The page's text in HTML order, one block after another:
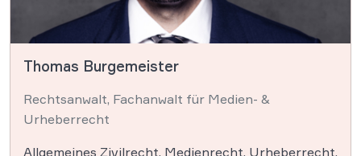
Thomas Burgemeister
Rechtsanwalt, Fachanwalt für Medien- &
Urheberrecht
Allgemeines Zivilrecht, Medienrecht, Urheberrecht.